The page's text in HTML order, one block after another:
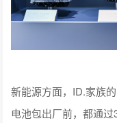
新能源方面，ID.家族
电池包出厂前，都通